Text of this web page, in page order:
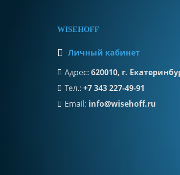
WISEHOFF
Личный кабинет
Адрес: 620010, г.
Тел.: +7 343 227-49-91
Email: info@wisehoff.ru